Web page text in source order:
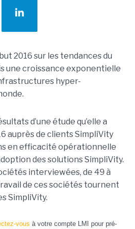
2016 sur les tendances du
une croissance exponentielle
hyper-
d’une étude qu’elle a
auprès de clients SimpliVity
en efficacité opérationnelle
des solutions SimpliVity.
interviewées, de 49 à
de ces sociétés tournent
SimpliVity.
vous à votre compte LMI pour pré-